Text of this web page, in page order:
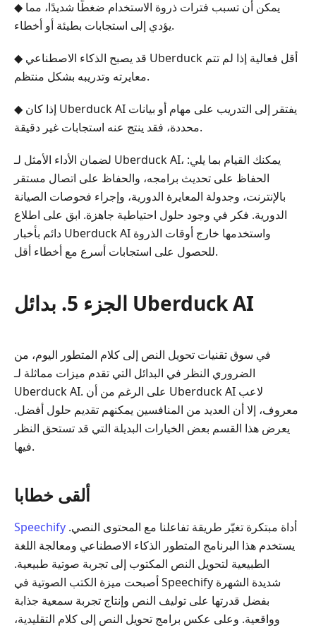
◆ يمكن أن تسبب فترات ذروة الاستخدام ضغطًا شديدًا، مما
يؤدي إلى استجابات بطيئة أو أخطاء.
◆ قد يصبح الذكاء الاصطناعي Uberduck أقل فعالية إذا لم تتم
معايرته وتدريبه بشكل منتظم.
◆ إذا كان Uberduck AI يفتقر إلى التدريب على مهام أو بيانات
محددة، فقد ينتج عنه استجابات غير دقيقة.
لضمان الأداء الأمثل لـ Uberduck AI، يمكنك القيام بما يلي:
الحفاظ على تحديث برامجه، والحفاظ على اتصال مستقر
بالإنترنت، وجدولة المعايرة الدورية، وإجراء فحوصات الصيانة
الدورية. فكر في وجود حلول احتياطية جاهزة. ابق على اطلاع
دائم بأخبار Uberduck AI واستخدمها خارج أوقات الذروة
للحصول على استجابات أسرع مع أخطاء أقل.
الجزء 5. بدائل Uberduck AI
في سوق تقنيات تحويل النص إلى كلام المتطور اليوم، من
الضروري النظر في البدائل التي تقدم ميزات مماثلة لـ
Uberduck AI. على الرغم من أن Uberduck AI لاعب
معروف، إلا أن العديد من المنافسين يمكنهم تقديم حلول أفضل.
يعرض هذا القسم بعض الخيارات البديلة التي قد تستحق النظر
فيها.
ألقى خطابا
Speechify
يستخدم هذا البرنامج المتطور الذكاء الاصطناعي ومعالجة اللغة
الطبيعية لتحويل النص المكتوب إلى تجربة صوتية طبيعية.
أصبحت ميزة الكتب الصوتية في Speechify شديدة الشهرة
بفضل قدرتها على توليف النص وإنتاج تجربة سمعية جذابة
وواقعية. وعلى عكس برامج تحويل النص إلى كلام التقليدية،